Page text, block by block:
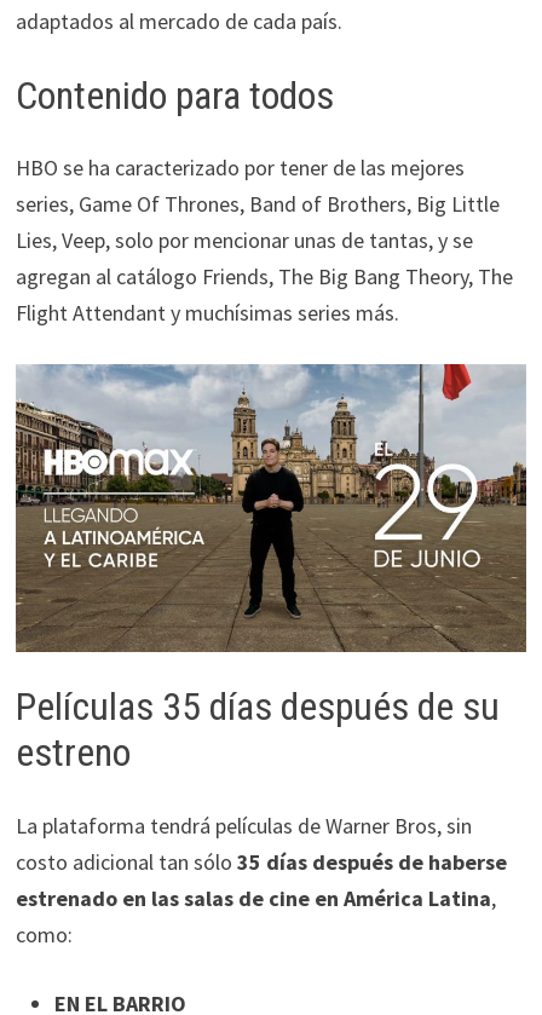
adaptados al mercado de cada país.
Contenido para todos
HBO se ha caracterizado por tener de las mejores
series, Game Of Thrones, Band of Brothers, Big Little
Lies, Veep, solo por mencionar unas de tantas, y se
agregan al catálogo Friends, The Big Bang Theory, The
Flight Attendant y muchísimas series más.
Películas 35 días después de su
estreno
La plataforma tendrá películas de Warner Bros, sin
costo adicional tan sólo 35 días después de haberse
estrenado en las salas de cine en América Latina,
como:
EN EL BARRIO